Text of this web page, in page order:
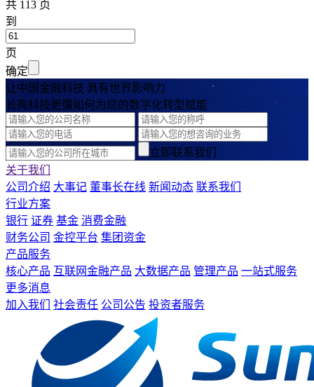
共 113 页
到
页
确定
让中国金融科技 具有世界影响力
长亮科技更懂如何为您的数字化转型赋能
立即联系我们
关于我们
公司介绍 大事记 董事长在线 新闻动态 联系我们
行业方案
银行 证券 基金 消费金融
财务公司 金控平台 集团资金
产品服务
核心产品 互联网金融产品 大数据产品 管理产品 一站式服务
更多消息
加入我们
社会责任 公司公告 投资者服务